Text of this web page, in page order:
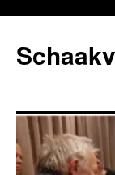
de
inhoud